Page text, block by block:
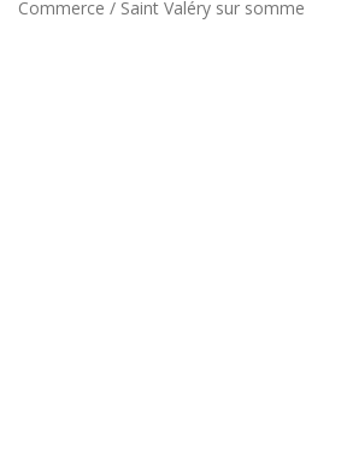
Commerce / Saint Valéry sur somme